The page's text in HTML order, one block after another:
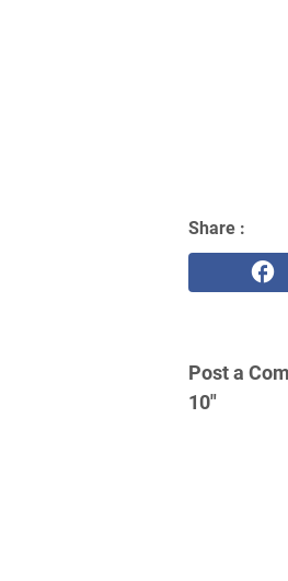
Share :
Post a
10"